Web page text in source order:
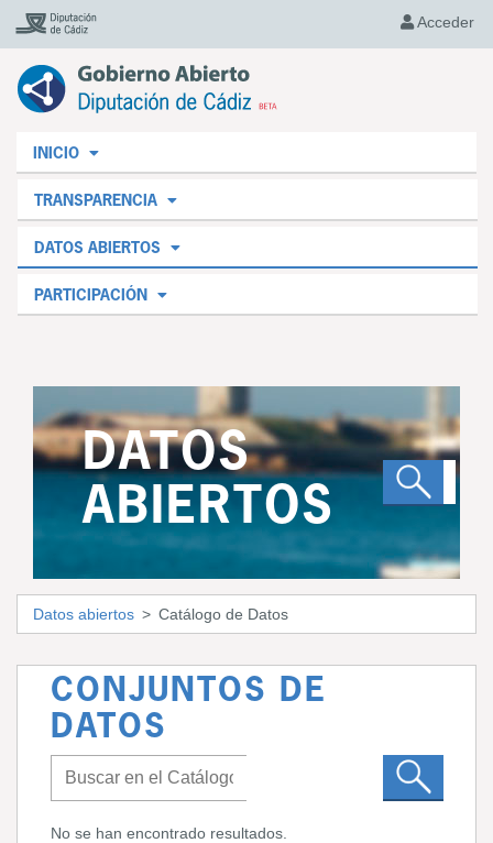
Acceder
INICIO
TRANSPARENCIA
DATOS ABIERTOS
PARTICIPACIÓN
DATOS
ABIERTOS
Datos abiertos Catálogo de Datos
CONJUNTOS DE
DATOS
No se han encontrado resultados.